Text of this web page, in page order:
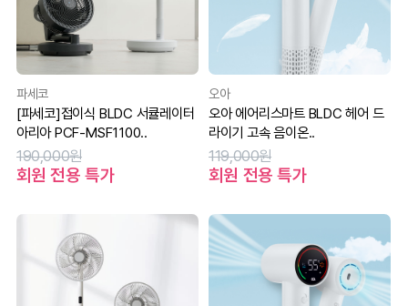
파세코
[파세코]접이식 BLDC 서큘레이터
아리아 PCF-MSF1100..
190,000원
회원 전용 특가
오아
오아 에어리스마트 BLDC 헤어 드
라이기 고속 음이온..
119,000원
회원 전용 특가